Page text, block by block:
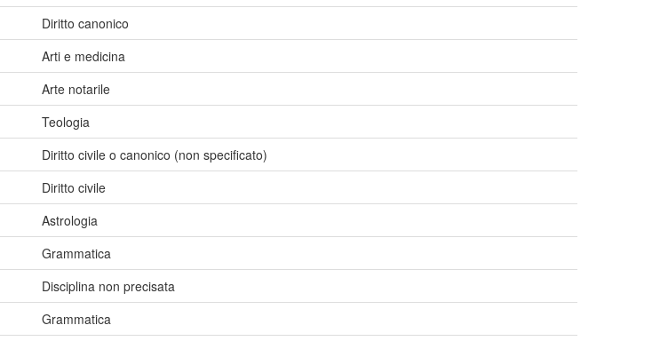
Diritto canonico
Arti e medicina
Arte notarile
Teologia
Diritto civile o canonico (non specificato)
Diritto civile
Astrologia
Grammatica
Disciplina non precisata
Grammatica